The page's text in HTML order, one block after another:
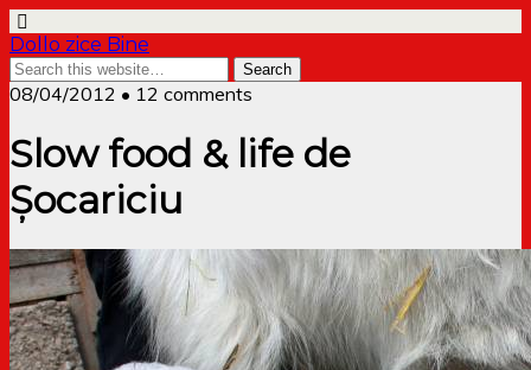
Dollo zice Bine
08/04/2012 • 12 comments
Slow food & life de
Șocariciu